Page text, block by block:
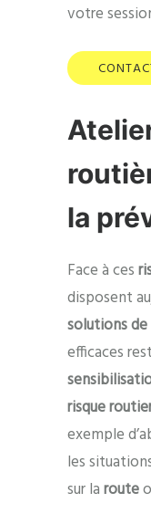
votre
la
Face à ces
disposent
solutions
efficaces
risque
exemple
les
sur laroute